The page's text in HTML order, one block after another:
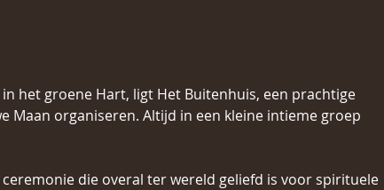
het groene Hart, ligt Het Buitenhuis, een prachtige
Maan organiseren. Altijd in een kleine intieme groep
die overal ter wereld geliefd is voor spirituele